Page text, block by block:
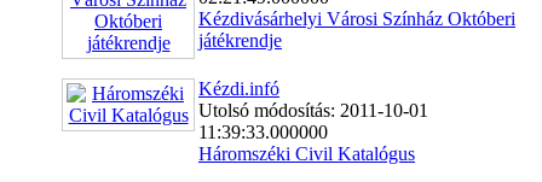
Kézdivásárhelyi Városi Színház Októberi
játékrendje
Kézdi.infó
Utolsó módosítás: 2011-10-01
11:39:33.000000
Háromszéki Civil Katalógus